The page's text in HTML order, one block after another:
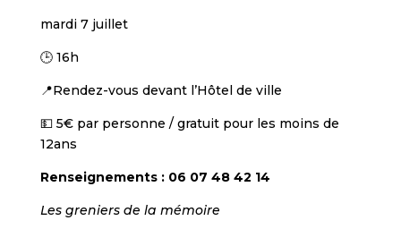
mardi 7 juillet
🕒 16h
📍Rendez-vous devant l’Hôtel de ville
💵 5€ par personne / gratuit pour les moins de
12ans
Renseignements : 06 07 48 42 14
Les greniers de la mémoire